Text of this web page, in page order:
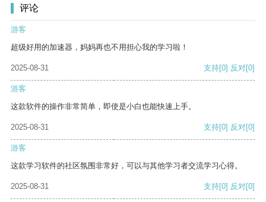
评论
游客
超级好用的加速器，妈妈再也不用担心我的学习啦！
2025-08-31 支持[0] 反对[0]
游客
这款软件的操作非常简单，即使是小白也能快速上手。
2025-08-31 支持[0] 反对[0]
游客
这款学习软件的社区氛围非常好，可以与其他学习者交流学习心得。
2025-08-31 支持[0] 反对[0]